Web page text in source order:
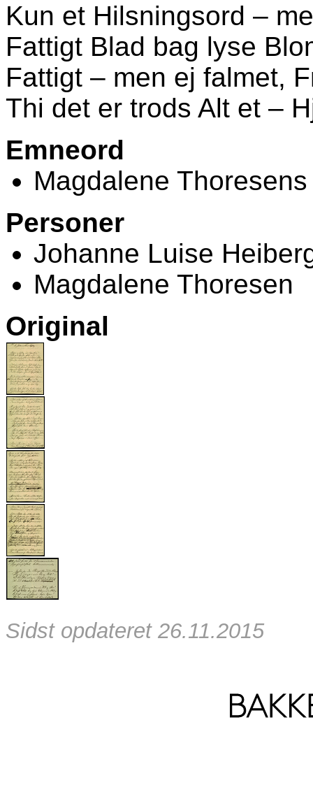
Kun et Hilsningsord –
Fattigt Blad bag lyse
Fattigt – men ej falmet,
Thi det er trods Alt et –
Emneord
Magdalene
Personer
Johanne Luise
Magdalene Thoresen
Original
Sidst opdateret 26.11.2015